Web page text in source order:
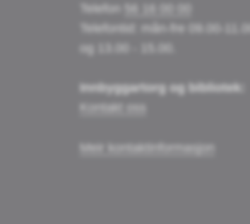
Telefon
56 16 00 00
Telefontid: mån-fre 09.00-11.00
og 13.00 - 15.00.
Innbyggartorg og bibliotek:
Kontakt oss
Meir kontaktinformasjon